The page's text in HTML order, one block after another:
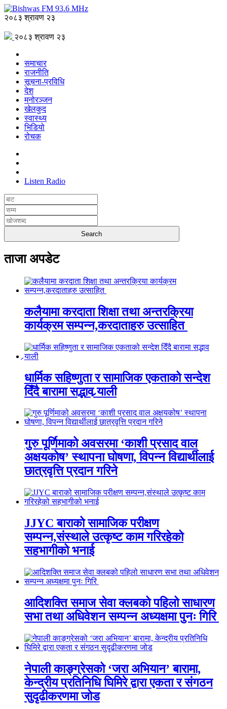
२०८३ श्रावण २३
२०८३ श्रावण २३
समाचार
राजनीति
सूचना-प्रविधि
देश
मनोरञ्जन
खेलकुद
स्वास्थ्य
भिडियो
रोचक
Listen Radio
ताजा अपडेट
कलैयामा करदाता शिक्षा तथा अन्तरक्रिया
कार्यक्रम सम्पन्न,करदाताहरु उत्साहित
धार्मिक सहिष्णुता र सामाजिक एकताको सन्देश
दिँदै बारामा सद्भाव र्‍याली
गुरु पूर्णिमाको अवसरमा ‘काशी प्रसाद वाल
अक्षयकोष’ स्थापना घोषणा, विपन्न विद्यार्थीलाई
छात्रवृत्ति प्रदान गरिने
JJYC बाराको सामाजिक परीक्षण
सम्पन्न,संस्थाले उत्कृष्ट काम गरिरहेको
सहभागीको भनाई
आदिशक्ति समाज सेवा क्लबको पहिलो साधारण
सभा तथा अधिवेशन सम्पन्न अध्यक्षमा पुनः गिरि
नेपाली काङ्ग्रेसको ‘जरा अभियान’ बारामा,
केन्द्रीय प्रतिनिधि घिमिरे द्वारा एकता र संगठन
सुदृढीकरणमा जोड